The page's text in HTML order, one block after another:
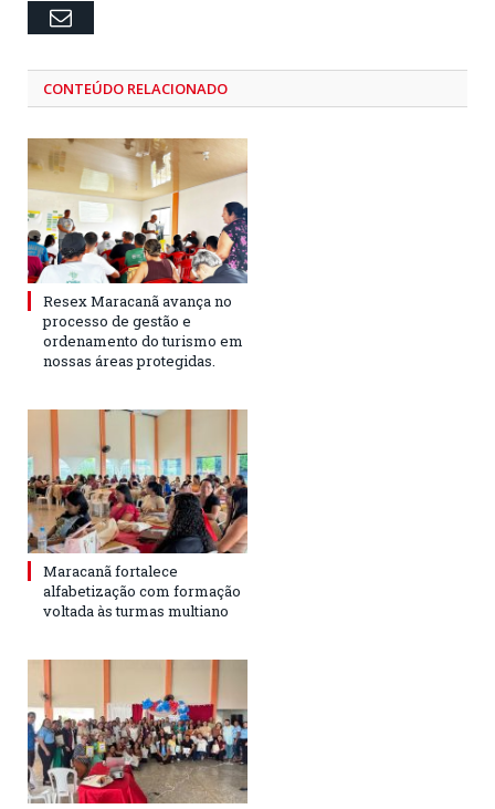
Email
CONTEÚDO RELACIONADO
Resex Maracanã avança no
processo de gestão e
ordenamento do turismo em
nossas áreas protegidas.
Maracanã fortalece
alfabetização com formação
voltada às turmas multiano